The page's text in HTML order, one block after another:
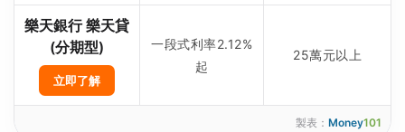
樂天銀行 樂天貸
(分期型)
立即了解
一段式利率2.12%
起
25萬元以上
製表： Money101